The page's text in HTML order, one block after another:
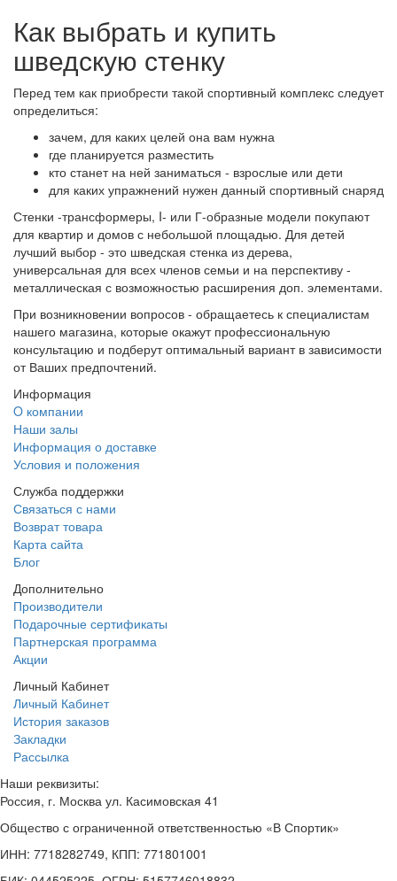
Как выбрать и купить
шведскую стенку
Перед тем как приобрести такой спортивный комплекс следует
определиться:
зачем, для каких целей она вам нужна
где планируется разместить
кто станет на ней заниматься - взрослые или дети
для каких упражнений нужен данный спортивный снаряд
Стенки -трансформеры, I- или Г-образные модели покупают
для квартир и домов с небольшой площадью. Для детей
лучший выбор - это шведская стенка из дерева,
универсальная для всех членов семьи и на перспективу -
металлическая с возможностью расширения доп. элементами.
При возникновении вопросов - обращаетесь к специалистам
нашего магазина, которые окажут профессиональную
консультацию и подберут оптимальный вариант в зависимости
от Ваших предпочтений.
Информация
O компании
Наши залы
Информация о доставке
Условия и положения
Служба поддержки
Связаться с нами
Возврат товара
Карта сайта
Блог
Дополнительно
Производители
Подарочные сертификаты
Партнерская программа
Акции
Личный Кабинет
Личный Кабинет
История заказов
Закладки
Рассылка
Наши реквизиты:
Россия, г. Москва ул. Касимовская 41
Общество с ограниченной ответственностью «В Спортик»
ИНН: 7718282749, КПП: 771801001